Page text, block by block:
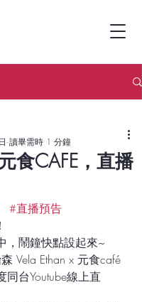
食CAFE，直播
讀畢需時 1 分鐘
#直播預告
，鬧鐘快點設起來~
Vela Ethan x 元食café
同台Youtube線上直